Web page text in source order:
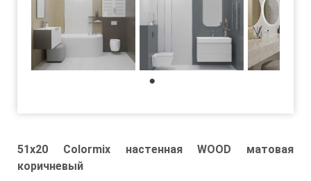
51x20 Colormix настенная WOOD матовая
коричневый